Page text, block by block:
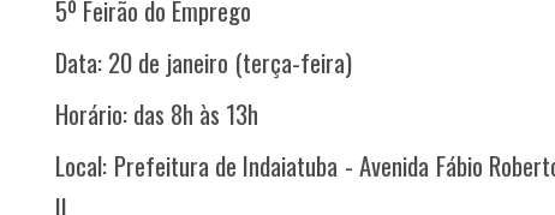
5º Feirão do Emprego
Data: 20 de janeiro (terça-feira)
Horário: das 8h às 13h
Local: Prefeitura de Indaiatuba - Avenida Fábio
II